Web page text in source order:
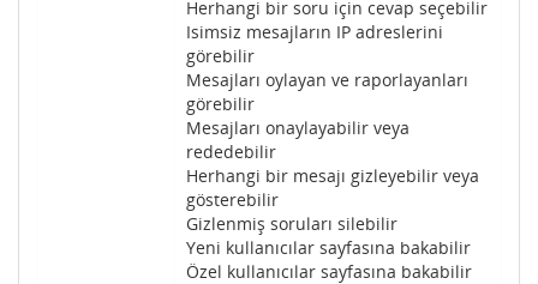
Herhangi bir soru için cevap seçebilir
Isimsiz mesajların IP adreslerini
görebilir
Mesajları oylayan ve raporlayanları
görebilir
Mesajları onaylayabilir veya
rededebilir
Herhangi bir mesajı gizleyebilir veya
gösterebilir
Gizlenmiş soruları silebilir
Yeni kullanıcılar sayfasına bakabilir
Özel kullanıcılar sayfasına bakabilir